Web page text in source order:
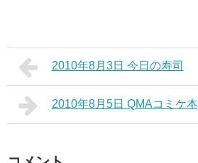
2010年8月3日 今日の寿司
2010年8月5日 QMAコミケ本